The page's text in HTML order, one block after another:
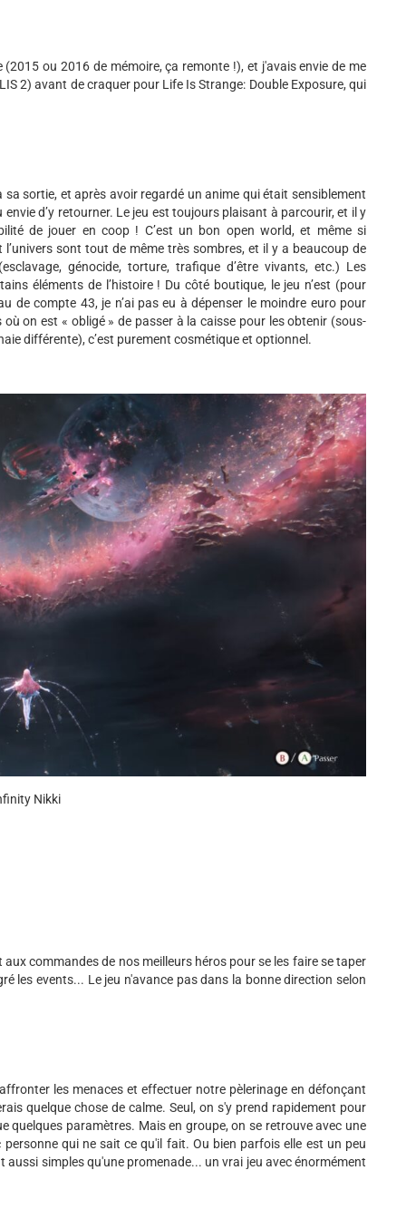
ou 2016 de mémoire, ça remonte !), et j'avais envie de me
2) avant de craquer pour Life Is Strange: Double Exposure, qui
sa sortie, et après avoir regardé un anime qui était sensiblement
d’y retourner. Le jeu est toujours plaisant à parcourir, et il y
de jouer en coop ! C’est un bon open world, et même si
sont tout de même très sombres, et il y a beaucoup de
génocide, torture, trafique d’être vivants, etc.) Les
éléments de l’histoire ! Du côté boutique, le jeu n’est (pour
de compte 43, je n’ai pas eu à dépenser le moindre euro pour
on est « obligé » de passer à la caisse pour les obtenir (sous-
différente), c’est purement cosmétique et optionnel.
Nikki
commandes de nos meilleurs héros pour se les faire se taper
les events... Le jeu n'avance pas dans la bonne direction selon
les menaces et effectuer notre pèlerinage en défonçant
quelque chose de calme. Seul, on s'y prend rapidement pour
quelques paramètres. Mais en groupe, on se retrouve avec une
qui ne sait ce qu'il fait. Ou bien parfois elle est un peu
simples qu'une promenade... un vrai jeu avec énormément